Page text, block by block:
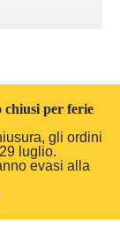
chiusi per ferie
gli ordini
luglio.
evasi alla